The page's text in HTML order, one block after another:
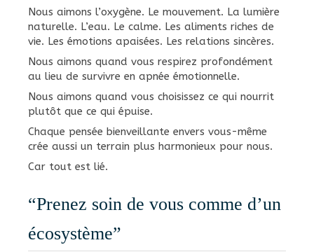
Nous aimons l’oxygène. Le mouvement. La lumière
naturelle. L’eau. Le calme. Les aliments riches de
vie. Les émotions apaisées. Les relations sincères.
Nous aimons quand vous respirez profondément
au lieu de survivre en apnée émotionnelle.
Nous aimons quand vous choisissez ce qui nourrit
plutôt que ce qui épuise.
Chaque pensée bienveillante envers vous-même
crée aussi un terrain plus harmonieux pour nous.
Car tout est lié.
“Prenez soin de vous comme d’un
écosystème”